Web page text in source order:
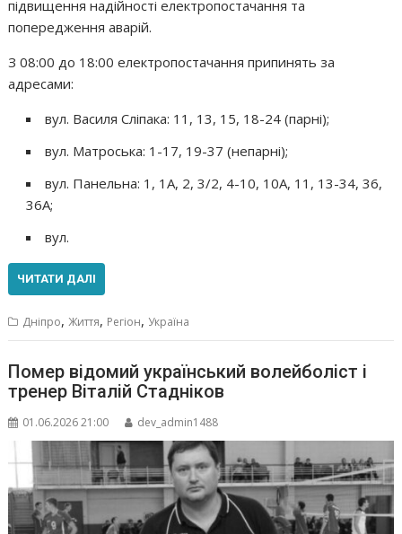
підвищення надійності електропостачання та
попередження аварій.
З 08:00 до 18:00 електропостачання припинять за
адресами:
вул. Василя Сліпака: 11, 13, 15, 18-24 (парні);
вул. Матроська: 1-17, 19-37 (непарні);
вул. Панельна: 1, 1А, 2, 3/2, 4-10, 10А, 11, 13-34, 36,
36А;
вул.
ЧИТАТИ ДАЛІ
Дніпро,Життя, Регіон,Україна
Помер відомий український волейболіст і
тренер Віталій Стадніков
01.06.2026 21:00 dev_admin1488